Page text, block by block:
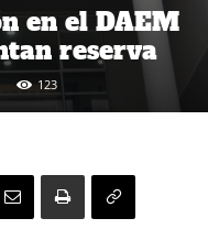
en el DAEM
reserva
123